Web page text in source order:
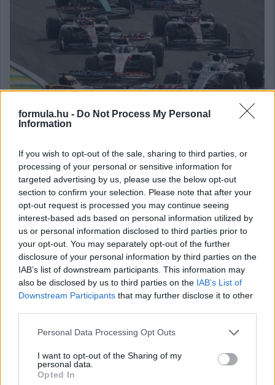
formula.hu - Do Not Process My Personal
Information
If you wish to opt-out of the sale, sharing to third parties, or
processing of your personal or sensitive information for
targeted advertising by us, please use the below opt-out
section to confirm your selection. Please note that after your
opt-out request is processed you may continue seeing
interest-based ads based on personal information utilized by
us or personal information disclosed to third parties prior to
your opt-out. You may separately opt-out of the further
disclosure of your personal information by third parties on the
IAB’s list of downstream participants. This information may
also be disclosed by us to third parties on the IAB’s List of
Downstream Participants that may further disclose it to other
Please note that this website/app uses one or more Google
not limited to your visit or usage behaviour. You may click to
grant or deny consent to Google and its third-party tags to
use your data for below specified purposes in below Google
Personal Data Processing Opt Outs
I want to opt-out of the Sharing of my
personal data.
Opted In
Mindenekelőtt az Alpine és az Aston Martin versenyzői
jeleskedtek a startok után a tavalyi F1-es szezonban, míg a
skála túlvégén az Alfa Romeót találjuk.
2022. március 21. hétfő, 07:43
Bottas katasztrofális rajtja után remekül
versenyzett